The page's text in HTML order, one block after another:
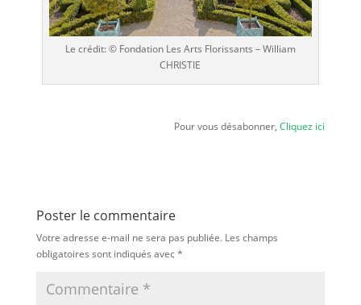
Le crédit: © Fondation Les Arts Florissants – William
CHRISTIE
Pour vous désabonner,Cliquez ici
Poster le commentaire
Votre adresse e-mail ne sera pas publiée. Les champs
obligatoires sont indiqués avec*